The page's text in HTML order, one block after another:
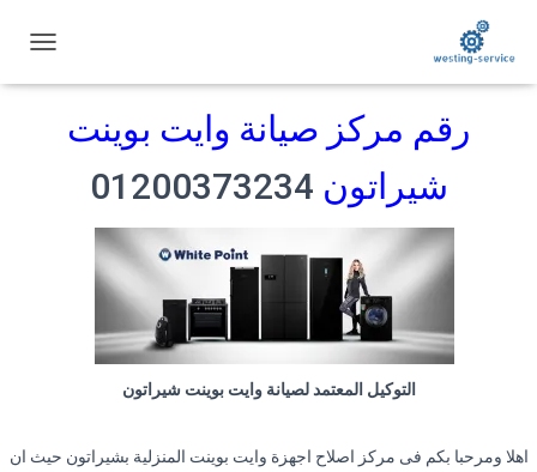
ب
رقم مركز صيانة وايت بوينت
شيراتون
التوكيل المعتمد لصيانة وايت بوينت شيراتون
اهلا ومرحبا بكم فى مركز اصلاح اجهزة وايت بوينت المنزلية بشيراتون حيث ان